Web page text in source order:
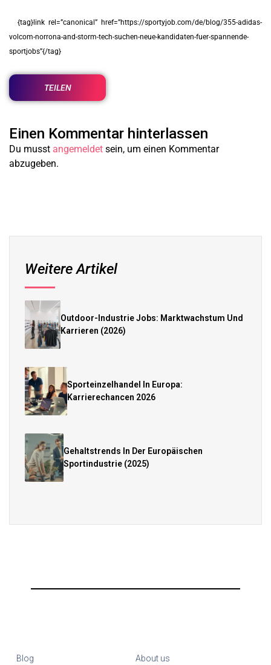
{tag}link rel=”canonical” href=”https://sportyjob.com/de/blog/355-adidas-
volcom-norrona-and-storm-tech-suchen-neue-kandidaten-fuer-spannende-
sportjobs”{/tag}
TEILEN
Einen Kommentar hinterlassen
Du musst angemeldet sein, um einen Kommentar
abzugeben.
Weitere Artikel
Outdoor-Industrie Jobs: Marktwachstum Und
Karrieren (2026)
Sporteinzelhandel In Europa:
Karrierechancen 2026
Gehaltstrends In Der Europäischen
Sportindustrie (2025)
Blog About us